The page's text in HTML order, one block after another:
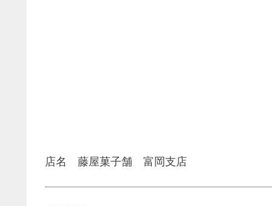
店名 藤屋菓子舗 富岡支店